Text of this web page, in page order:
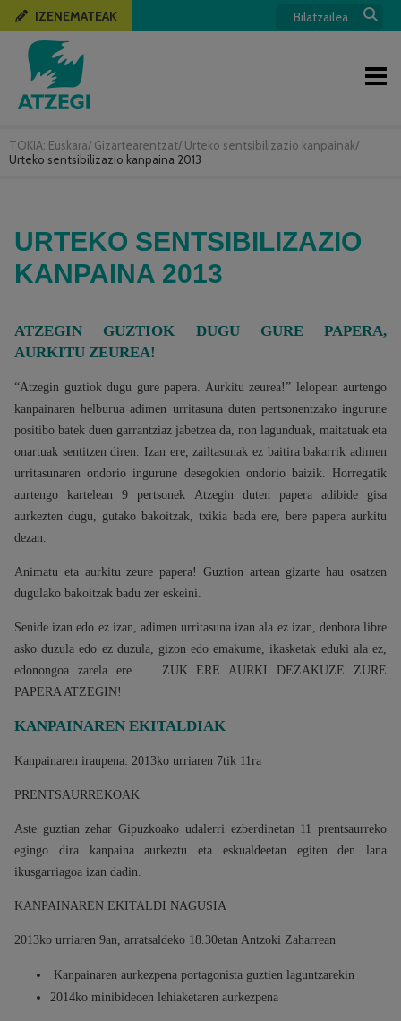
TOKIA: Euskara/ Gizartearentzat/ Urteko sentsibilizazio kanpainak/
Urteko sentsibilizazio kanpaina 2013
IZENEMATEAK
URTEKO SENTSIBILIZAZIO
KANPAINA 2013
ATZEGIN GUZTIOK DUGU GURE PAPERA,
AURKITU ZEUREA!
“Atzegin guztiok dugu gure papera. Aurkitu zeurea!” lelopean aurtengo
kanpainaren helburua adimen urritasuna duten pertsonentzako ingurune
positibo batek duen garrantziaz jabetzea da, non lagunduak, maitatuak eta
onartuak sentitzen diren. Izan ere, zailtasunak ez baitira bakarrik adimen
urritasunaren ondorio ingurune desegokien ondorio baizik. Horregatik
aurtengo kartelean 9 pertsonek Atzegin duten papera adibide gisa
aurkezten dugu, gutako bakoitzak, txikia bada ere, bere papera aurkitu
dezan.
Animatu eta aurkitu zeure papera! Guztion artean gizarte hau osatzen
dugulako bakoitzak badu zer eskeini.
Senide izan edo ez izan, adimen urritasuna izan ala ez izan, denbora libre
asko duzula edo ez duzula, gizon edo emakume, ikasketak eduki ala ez,
edonongoa zarela ere … ZUK ERE AURKI DEZAKUZE ZURE
PAPERA ATZEGIN!
KANPAINAREN EKITALDIAK
Kanpainaren iraupena: 2013ko urriaren 7tik 11ra
PRENTSAURREKOAK
Aste guztian zehar Gipuzkoako udalerri ezberdinetan 11 prentsaurreko
egingo dira kanpaina aurkeztu eta eskualdeetan egiten den lana
ikusgarriagoa izan dadin.
KANPAINAREN EKITALDI NAGUSIA
2013ko urriaren 9an, arratsaldeko 18.30etan Antzoki Zaharrean
Kanpainaren aurkezpena portagonista guztien laguntzarekin
2014ko minibideoen lehiaketaren aurkezpena